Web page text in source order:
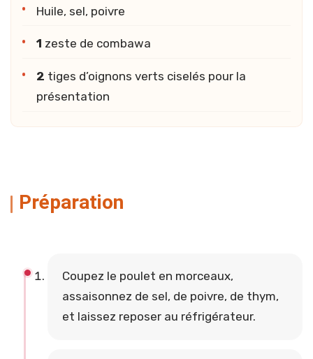
Huile, sel, poivre
1 zeste de combawa
2 tiges d’oignons verts ciselés pour la
présentation
Préparation
Coupez le poulet en morceaux,
assaisonnez de sel, de poivre, de thym,
et laissez reposer au réfrigérateur.